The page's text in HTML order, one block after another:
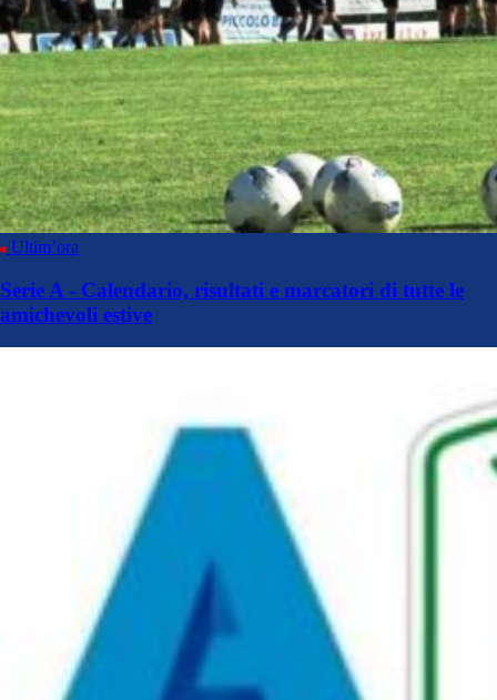
Ultim’ora
Serie A - Calendario, risultati e marcatori di tutte le
amichevoli estive